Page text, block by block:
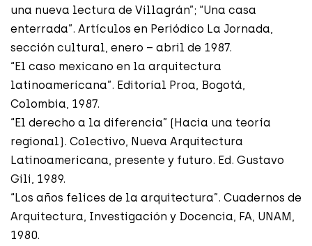
una nueva lectura de Villagrán”; “Una casa
enterrada”. Artículos en Periódico La Jornada,
sección cultural, enero – abril de 1987.
“El caso mexicano en la arquitectura
latinoamericana”. Editorial Proa, Bogotá,
Colombia, 1987.
“El derecho a la diferencia” (Hacia una teoría
regional). Colectivo, Nueva Arquitectura
Latinoamericana, presente y futuro. Ed. Gustavo
Gili, 1989.
“Los años felices de la arquitectura”. Cuadernos de
Arquitectura, Investigación y Docencia, FA, UNAM,
1980.